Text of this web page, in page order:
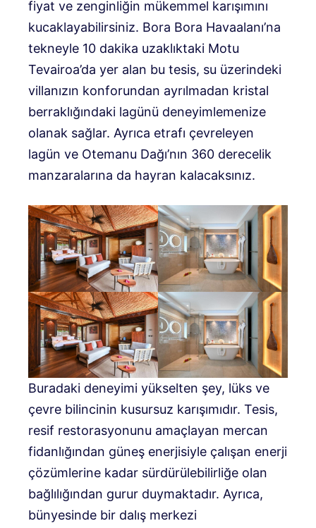
fiyat ve zenginliğin mükemmel karışımını
kucaklayabilirsiniz. Bora Bora Havaalanı’na
tekneyle 10 dakika uzaklıktaki Motu
Tevairoa’da yer alan bu tesis, su üzerindeki
villanızın konforundan ayrılmadan kristal
berraklığındaki lagünü deneyimlemenize
olanak sağlar. Ayrıca etrafı çevreleyen
lagün ve Otemanu Dağı’nın 360 derecelik
manzaralarına da hayran kalacaksınız.
Buradaki deneyimi yükselten şey, lüks ve
çevre bilincinin kusursuz karışımıdır. Tesis,
resif restorasyonunu amaçlayan mercan
fidanlığından güneş enerjisiyle çalışan enerji
çözümlerine kadar sürdürülebilirliğe olan
bağlılığından gurur duymaktadır. Ayrıca,
bünyesinde bir dalış merkezi